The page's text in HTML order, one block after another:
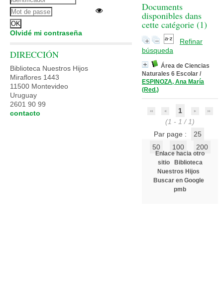
Documents
disponibles dans
cette catégorie (1)
Refinar
búsqueda
Área de Ciencias
Naturales 6 Escolar /
ESPINOZA, Ana María
(Red.)
1
(1 - 1 / 1)
Par page :
25
50
100 200
Enlace hacia otro
sitio
Biblioteca
Nuestros Hijos
Buscar en Google
pmb
Olvidé mi contraseña
DIRECCIÓN
Biblioteca Nuestros Hijos
Miraflores 1443
11500 Montevideo
Uruguay
2601 90 99
contacto